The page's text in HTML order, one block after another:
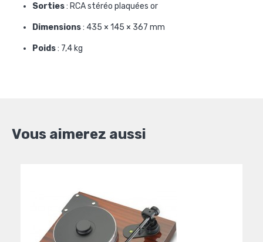
Sorties: RCA stéréo plaquées or
Dimensions: 435 × 145 × 367 mm
Poids: 7,4 kg
Vous aimerez aussi